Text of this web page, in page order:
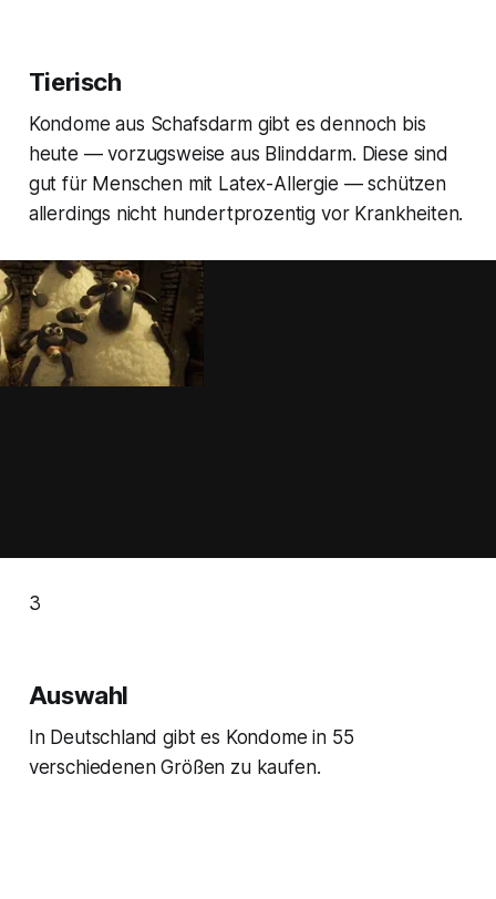
Tierisch
Kondome aus Schafsdarm gibt es dennoch bis
heute — vorzugsweise aus Blinddarm. Diese sind
gut für Menschen mit Latex-Allergie — schützen
allerdings nicht hundertprozentig vor Krankheiten.
3
Auswahl
In Deutschland gibt es Kondome in 55
verschiedenen Größen zu kaufen.